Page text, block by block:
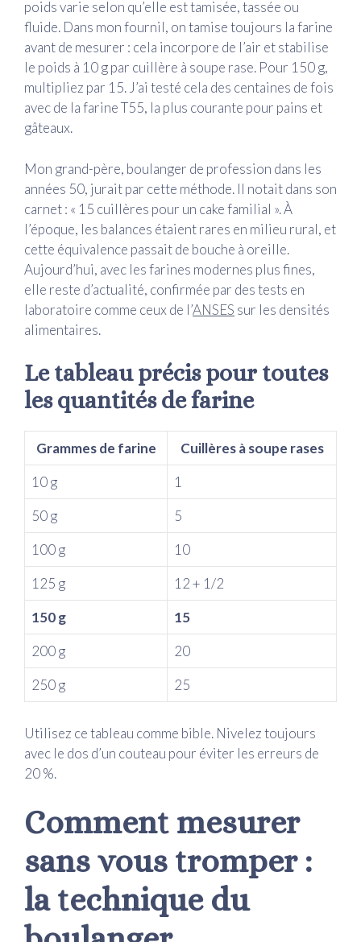
poids varie selon qu’elle est tamisée, tassée ou
fluide. Dans mon fournil, on tamise toujours la farine
avant de mesurer : cela incorpore de l’air et stabilise
le poids à 10 g par cuillère à soupe rase. Pour 150 g,
multipliez par 15. J’ai testé cela des centaines de fois
avec de la farine T55, la plus courante pour pains et
gâteaux.
Mon grand-père, boulanger de profession dans les
années 50, jurait par cette méthode. Il notait dans son
carnet : « 15 cuillères pour un cake familial ». À
l’époque, les balances étaient rares en milieu rural, et
cette équivalence passait de bouche à oreille.
Aujourd’hui, avec les farines modernes plus fines,
elle reste d’actualité, confirmée par des tests en
laboratoire comme ceux de l’ANSES sur les densités
alimentaires.
Le tableau précis pour toutes
les quantités de farine
Grammes de farine
Cuillères à soupe rases
10 g
1
50 g
5
100 g
10
125 g
12 + 1/2
150 g
15
200 g
20
250 g
25
Utilisez ce tableau comme bible. Nivelez toujours
avec le dos d’un couteau pour éviter les erreurs de
20 %.
Comment mesurer
sans vous tromper :
la technique du